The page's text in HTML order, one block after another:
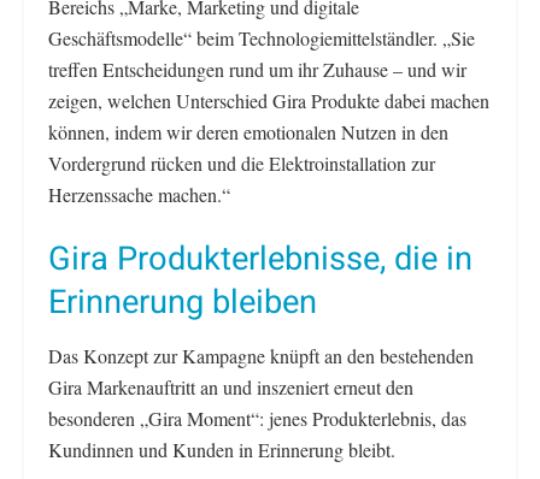
Bereichs „Marke, Marketing und digitale
Geschäftsmodelle“ beim Technologiemittelständler. „Sie
treffen Entscheidungen rund um ihr Zuhause – und wir
zeigen, welchen Unterschied Gira Produkte dabei machen
können, indem wir deren emotionalen Nutzen in den
Vordergrund rücken und die Elektroinstallation zur
Herzenssache machen.“
Gira Produkterlebnisse, die in
Erinnerung bleiben
Das Konzept zur Kampagne knüpft an den bestehenden
Gira Markenauftritt an und inszeniert erneut den
besonderen „Gira Moment“: jenes Produkterlebnis, das
Kundinnen und Kunden in Erinnerung bleibt.